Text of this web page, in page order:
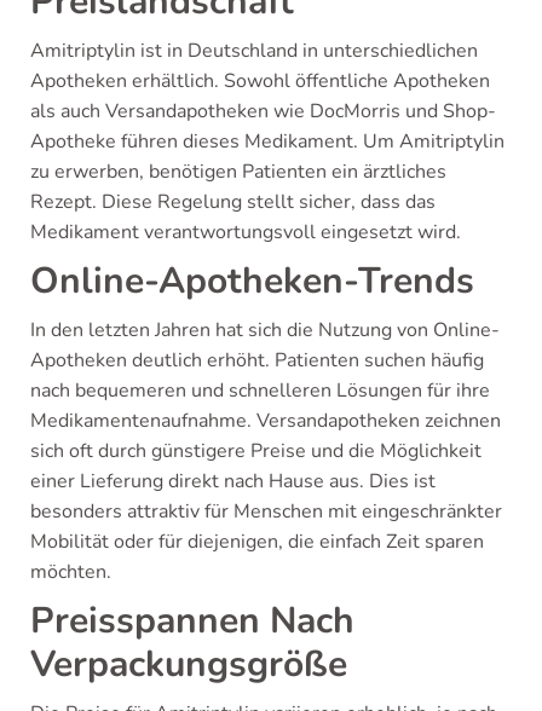
Amitriptylin ist in Deutschland in unterschiedlichen
Apotheken erhältlich. Sowohl öffentliche Apotheken
als auch Versandapotheken wie DocMorris und Shop-
Apotheke führen dieses Medikament. Um Amitriptylin
zu erwerben, benötigen Patienten ein ärztliches
Rezept. Diese Regelung stellt sicher, dass das
Medikament verantwortungsvoll eingesetzt wird.
Online-Apotheken-Trends
In den letzten Jahren hat sich die Nutzung von Online-
Apotheken deutlich erhöht. Patienten suchen häufig
nach bequemeren und schnelleren Lösungen für ihre
Medikamentenaufnahme. Versandapotheken zeichnen
sich oft durch günstigere Preise und die Möglichkeit
einer Lieferung direkt nach Hause aus. Dies ist
besonders attraktiv für Menschen mit eingeschränkter
Mobilität oder für diejenigen, die einfach Zeit sparen
möchten.
Preisspannen Nach
Verpackungsgröße